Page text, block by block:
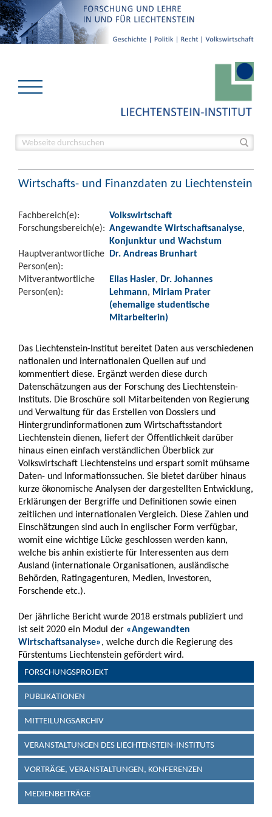
Wirtschafts- und Finanzdaten zu Liechtenstein
Fachbereich(e):
Volkswirtschaft
Forschungsbereich(e): Angewandte Wirtschaftsanalyse,
Konjunktur und Wachstum
Hauptverantwortliche
Person(en):
Dr. Andreas Brunhart
Mitverantwortliche
Person(en):
Elias Hasler, Dr. Johannes
Lehmann, Miriam Prater
(ehemalige studentische
Mitarbeiterin)
Das Liechtenstein-Institut bereitet Daten aus verschiedenen
nationalen und internationalen Quellen auf und
kommentiert diese. Ergänzt werden diese durch
Datenschätzungen aus der Forschung des Liechtenstein-
Instituts. Die Broschüre soll Mitarbeitenden von Regierung
und Verwaltung für das Erstellen von Dossiers und
Hintergrundinformationen zum Wirtschaftsstandort
Liechtenstein dienen, liefert der Öffentlichkeit darüber
hinaus einen einfach verständlichen Überblick zur
Volkswirtschaft Liechtensteins und erspart somit mühsame
Daten- und Informationssuchen. Sie bietet darüber hinaus
kurze ökonomische Analysen der dargestellten Entwicklung,
Erklärungen der Bergriffe und Definitionen sowie einen
zeitlichen und internationalen Vergleich. Diese Zahlen und
Einschätzungen sind auch in englischer Form verfügbar,
womit eine wichtige Lücke geschlossen werden kann,
welche bis anhin existierte für Interessenten aus dem
Ausland (internationale Organisationen, ausländische
Behörden, Ratingagenturen, Medien, Investoren,
Forschende etc.).
Der jährliche Bericht wurde 2018 erstmals publiziert und
ist seit 2020 ein Modul der «Angewandten
Wirtschaftsanalyse», welche durch die Regierung des
Fürstentums Liechtenstein gefördert wird.
FORSCHUNGSPROJEKT
PUBLIKATIONEN
MITTEILUNGSARCHIV
VERANSTALTUNGEN DES LIECHTENSTEIN-INSTITUTS
VORTRÄGE, VERANSTALTUNGEN, KONFERENZEN
MEDIENBEITRÄGE